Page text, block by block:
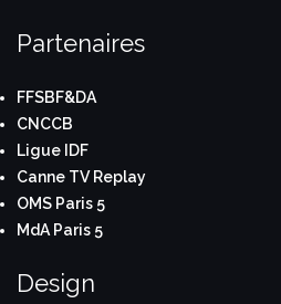
Partenaires
FFSBF&DA
CNCCB
Ligue IDF
Canne TV Replay
OMS Paris 5
MdA Paris 5
Design